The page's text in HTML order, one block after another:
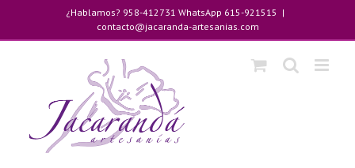
contenido
¿Hablamos? 958-412731 WhatsApp 615-921515 |
contacto@jacaranda-artesanias.com